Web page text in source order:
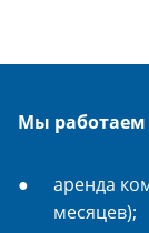
Мы работаем
аренда
месяцев);